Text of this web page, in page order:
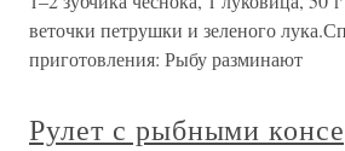
веточки петрушки и зеленого
приготовления: Рыбу разминают
Рулет с рыбными